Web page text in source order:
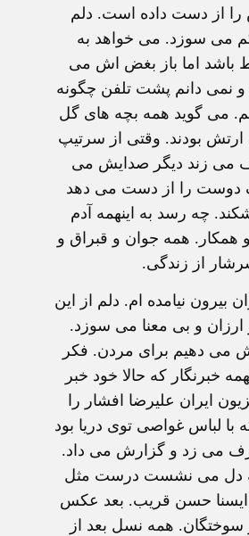
را از دست داده است. دلم
می سوزد. می خواهد به
اما باز بغض اش می
نمی دانم پشت تلفن چگونه
می گويد همه بچه های گل
بودند. وقتی از سرتيپ
می زند ديگر صدايش می
دوست را از دست می دهد
چه رسد به اينهمه آدم
همکار. همه جوان و قبراق و
از زندگی.
بيرون نيامده ام. دلم از اين
و بی معنا می سوزد.
می دهيم برای مردن. فکر
خبرنگار که حالا خود خبر
ايران عليرضا افشار را
با لباس غواصی توی دريا بود
می زد و گزارش می داد.
دل می نشست درست مثل
ايسنا حسن قريب. بعد عکس
سوختگان. همه نسل بعد از